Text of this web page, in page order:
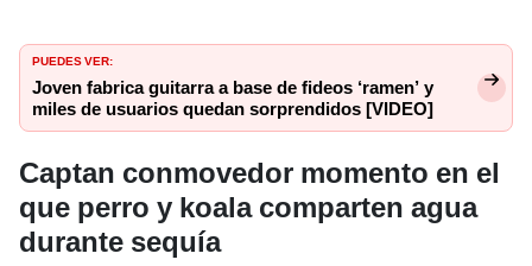
PUEDES VER:
Joven fabrica guitarra a base de fideos ‘ramen’ y
miles de usuarios quedan sorprendidos [VIDEO]
Captan conmovedor momento en el
que perro y koala comparten agua
durante sequía